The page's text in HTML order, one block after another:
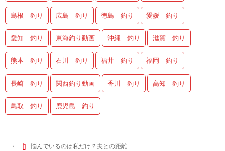
島根 釣り 広島 釣り 徳島 釣り 愛媛 釣り
愛知 釣り 東海釣り動画 沖縄 釣り 滋賀 釣り
熊本 釣り 石川 釣り 福井 釣り 福岡 釣り
長崎 釣り 関西釣り動画 香川 釣り 高知 釣り
鳥取 釣り 鹿児島 釣り
悩んでいるのは私だけ？夫との距離